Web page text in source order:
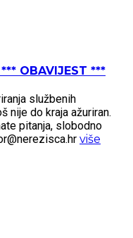
OBAVIJEST ***
službenih
nije do kraja ažuriran.
pitanja, slobodno
više